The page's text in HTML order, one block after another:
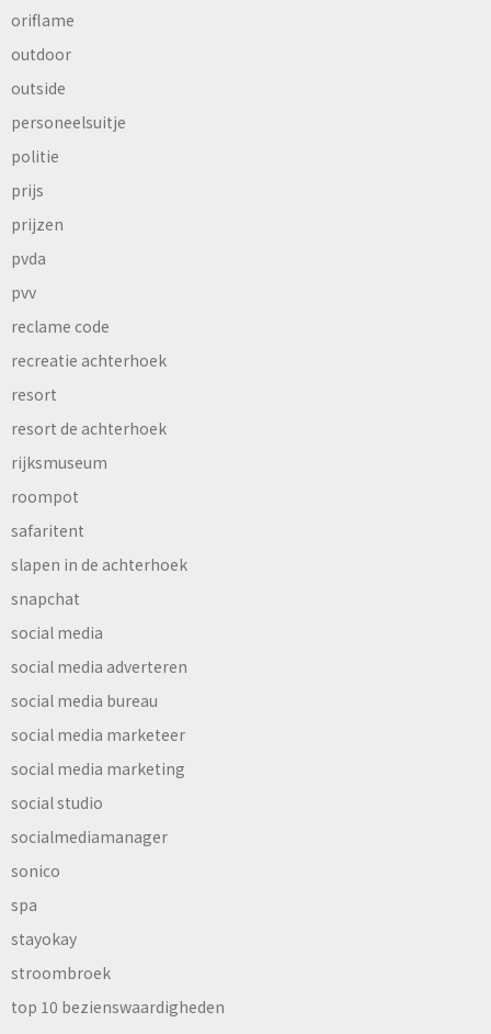
oriflame
outdoor
outside
personeelsuitje
politie
prijs
prijzen
pvda
pvv
reclame code
recreatie achterhoek
resort
resort de achterhoek
rijksmuseum
roompot
safaritent
slapen in de achterhoek
snapchat
social media
social media adverteren
social media bureau
social media marketeer
social media marketing
social studio
socialmediamanager
sonico
spa
stayokay
stroombroek
top 10 bezienswaardigheden